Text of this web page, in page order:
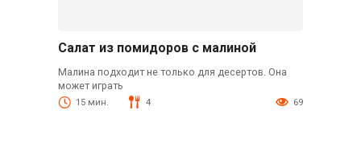
Салат из помидоров с малиной
Малина подходит не только для десертов. Она
может играть
15 мин. 4 69